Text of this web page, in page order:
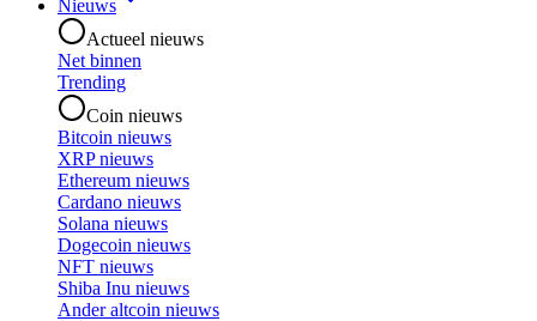
Nieuws
Actueel nieuws
Net binnen
Trending
Coin nieuws
Bitcoin nieuws
XRP nieuws
Ethereum nieuws
Cardano nieuws
Solana nieuws
Dogecoin nieuws
NFT nieuws
Shiba Inu nieuws
Ander altcoin nieuws